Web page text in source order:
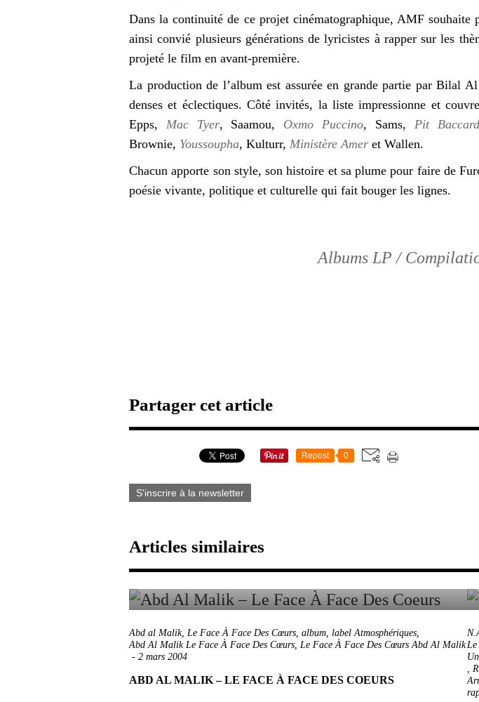
Dans la continuité de ce projet cinématographique, AMF
ainsi convié plusieurs générations de lyricistes à rapper sur les
projeté le film en avant-première.
La production de l’album est assurée en grande partie par Bilal
denses et éclectiques. Côté invités, la liste impressionne et
Epps, Mac Tyer, Saamou, Oxmo Puccino, Sams, Pit
Brownie, Youssoupha, Kulturr, Ministère Amer et Wallen.
Chacun apporte son style, son histoire et sa plume pour faire de
poésie vivante, politique et culturelle qui fait bouger les lignes.
Albums LP /
Partager cet article
Repost 0
S'inscrire à la newsletter
Articles similaires
Abd al Malik, Le Face À Face Des Cœurs, album, label Atmosphériques,
Abd Al Malik Le Face À Face Des Cœurs, Le Face À Face Des Cœurs Abd Al Malik
- 2 mars 2004
ABD AL MALIK – LE FACE À FACE DES COEURS
Le
,